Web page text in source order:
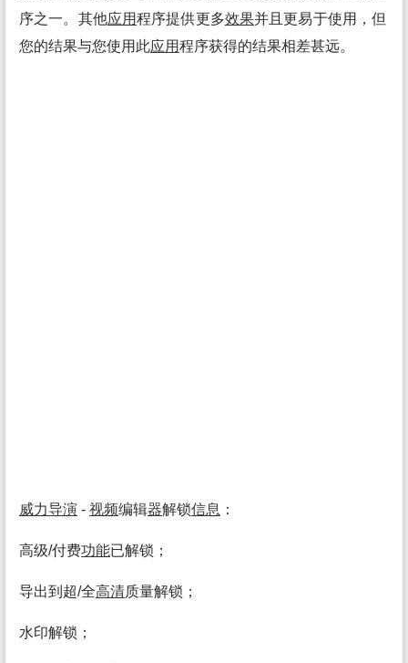
序之一。其他应用程序提供更多效果并且更易于使用，但
您的结果与您使用此应用程序获得的结果相差甚远。
威力导演 - 视频编辑器解锁信息 ：
高级/付费功能已解锁；
导出到超/全高清质量解锁；
水印解锁；